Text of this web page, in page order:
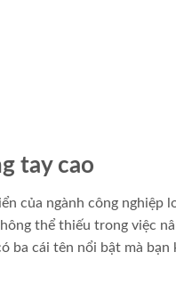
tay cao
của ngành công nghiệp
thể thiếu trong việc
cái tên nổi bật mà bạn